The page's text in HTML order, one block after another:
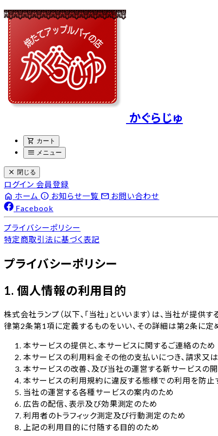
かぐらじゅ
shopping_cart カート
menu メニュー
close 閉じる
ログイン 会員登録
home ホーム info お知らせ一覧 email お問い合わせ
Facebook
プライバシーポリシー
特定商取引法に基づく表記
プライバシーポリシー
1. 個人情報の利用目的
株式会社ランプ（以下、「当社」といいます）は、当社が提供
律第2条第1項に定義するものをいい、その詳細は第2条に定め
本サービスの提供と、本サービスに関するご連絡のため
本サービスの利用料金その他の支払いにつき、請求又
本サービスの改善、及び当社の運営する新サービスの
本サービスの利用規約に違反する態様での利用を防止
当社の運営する各種サービスの案内のため
広告の配信、表示及び効果測定のため
利用者のトラフィック測定及び行動測定のため
上記の利用目的に付随する目的のため